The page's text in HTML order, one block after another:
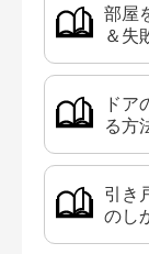
部屋
＆失
ド
る方
引き
のし